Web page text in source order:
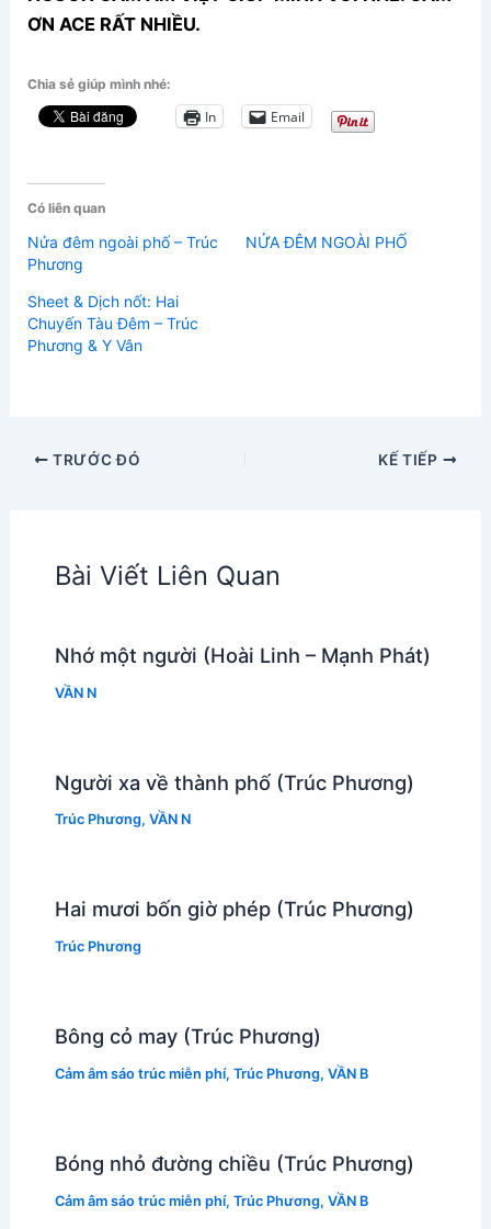
ƠN ACE RẤT NHIỀU.
Chia sẻ giúp mình nhé:
In Email
Có liên quan
Nửa đêm ngoài phố – Trúc
Phương
NỬA ĐÊM NGOÀI PHỐ
Sheet & Dịch nốt: Hai
Chuyến Tàu Đêm – Trúc
Phương & Y Vân
TRƯỚC ĐÓ KẾ TIẾP
Bài Viết Liên Quan
Nhớ một người (Hoài Linh – Mạnh Phát)
VẦN N
Người xa về thành phố (Trúc Phương)
Trúc Phương, VẦN N
Hai mươi bốn giờ phép (Trúc Phương)
Trúc Phương
Bông cỏ may (Trúc Phương)
Cảm âm sáo trúc miễn phí, Trúc Phương, VẦN B
Bóng nhỏ đường chiều (Trúc Phương)
Cảm âm sáo trúc miễn phí, Trúc Phương, VẦN B